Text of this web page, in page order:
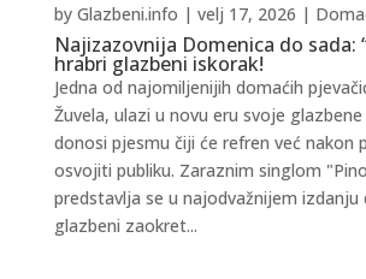
Najizazovnija Domenica do sada:
hrabri glazbeni iskorak!
by Glazbeni.info | velj 17, 2026 |
Jedna od najomiljenijih domaćih
Žuvela, ulazi u novu eru svoje
donosi pjesmu čiji će refren već nakon
osvojiti publiku. Zaraznim singlom
predstavlja se u najodvažnijem izdanju
glazbeni zaokret...